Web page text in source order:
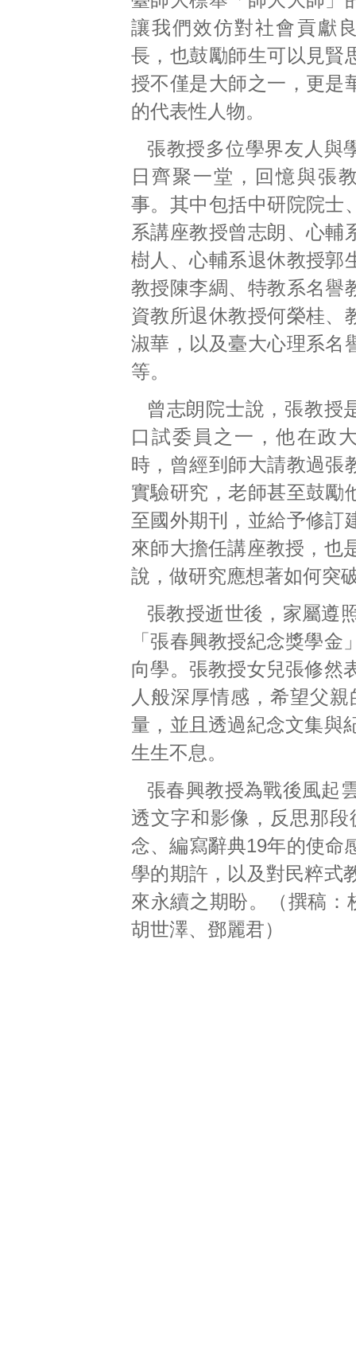
讓我們效仿對社會貢獻
長，也鼓勵師生可以見賢
授不僅是大師之一，更是
的代表性人物。
張教授多位學界友人與
日齊聚一堂，回憶與張
事。其中包括中研院院士
系講座教授曾志朗、心輔
樹人、心輔系退休教授郭
教授陳李綢、特教系名譽
資教所退休教授何榮桂、
淑華，以及臺大心理系名
等。
曾志朗院士說，張教授
口試委員之一，他在政
時，曾經到師大請教過張
實驗研究，老師甚至鼓勵
至國外期刊，並給予修訂
來師大擔任講座教授，也
說，做研究應想著如何突
張教授逝世後，家屬遵
「張春興教授紀念獎學
向學。張教授女兒張修然
人般深厚情感，希望父
量，並且透過紀念文集與
生生不息。
張春興教授為戰後風起
透文字和影像，反思那
念、編寫辭典19年的使命
學的期許，以及對民粹式
來永續之期盼。（撰稿
胡世澤、鄧麗君）